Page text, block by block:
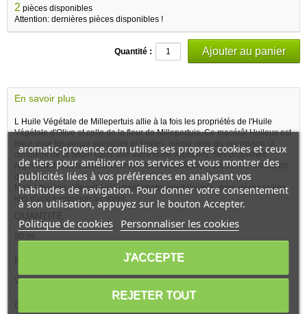
2 pièces disponibles
Attention: dernières pièces disponibles !
Quantité :
En savoir plus
L Huile Végétale de Millepertuis allie à la fois les propriétés de l'Huile
Végétale d'Olive et celle de la fleur de Millepertuis. Ce macérât Huileux est
idéal pour les peaux sensibles et irritées, même celle du nourrisson (à
condition de la diluer dans une autre huile végétale). Ses propriétés
régénérantes et restructurantes en font la meilleure huile contre les coups
de soleil.
Mais attention, elle est également photosensibilisante, donc déconseillée
lors d'une exposition au soleil.
QUANTITÉ
50 ml
Voir tous les produits de la marque :Florame
CARACTÉRISTIQUES
aromatic-provence.com utilise ses propres cookies et ceux
de tiers pour améliorer nos services et vous montrer des
publicités liées à vos préférences en analysant vos
habitudes de navigation. Pour donner votre consentement
à son utilisation, appuyez sur le bouton Accepter.
Politique de cookies Personnaliser les cookies
REJETER TOUT
J'ACCEPTE